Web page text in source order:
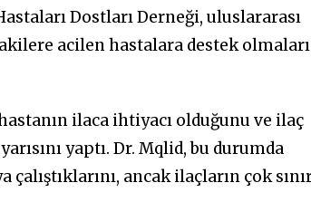
Dostları Derneği, uluslararası
acilen hastalara destek olmaları
ilaca ihtiyacı olduğunu ve ilaç
yaptı. Dr. Mqlid, bu durumda
ancak ilaçların çok